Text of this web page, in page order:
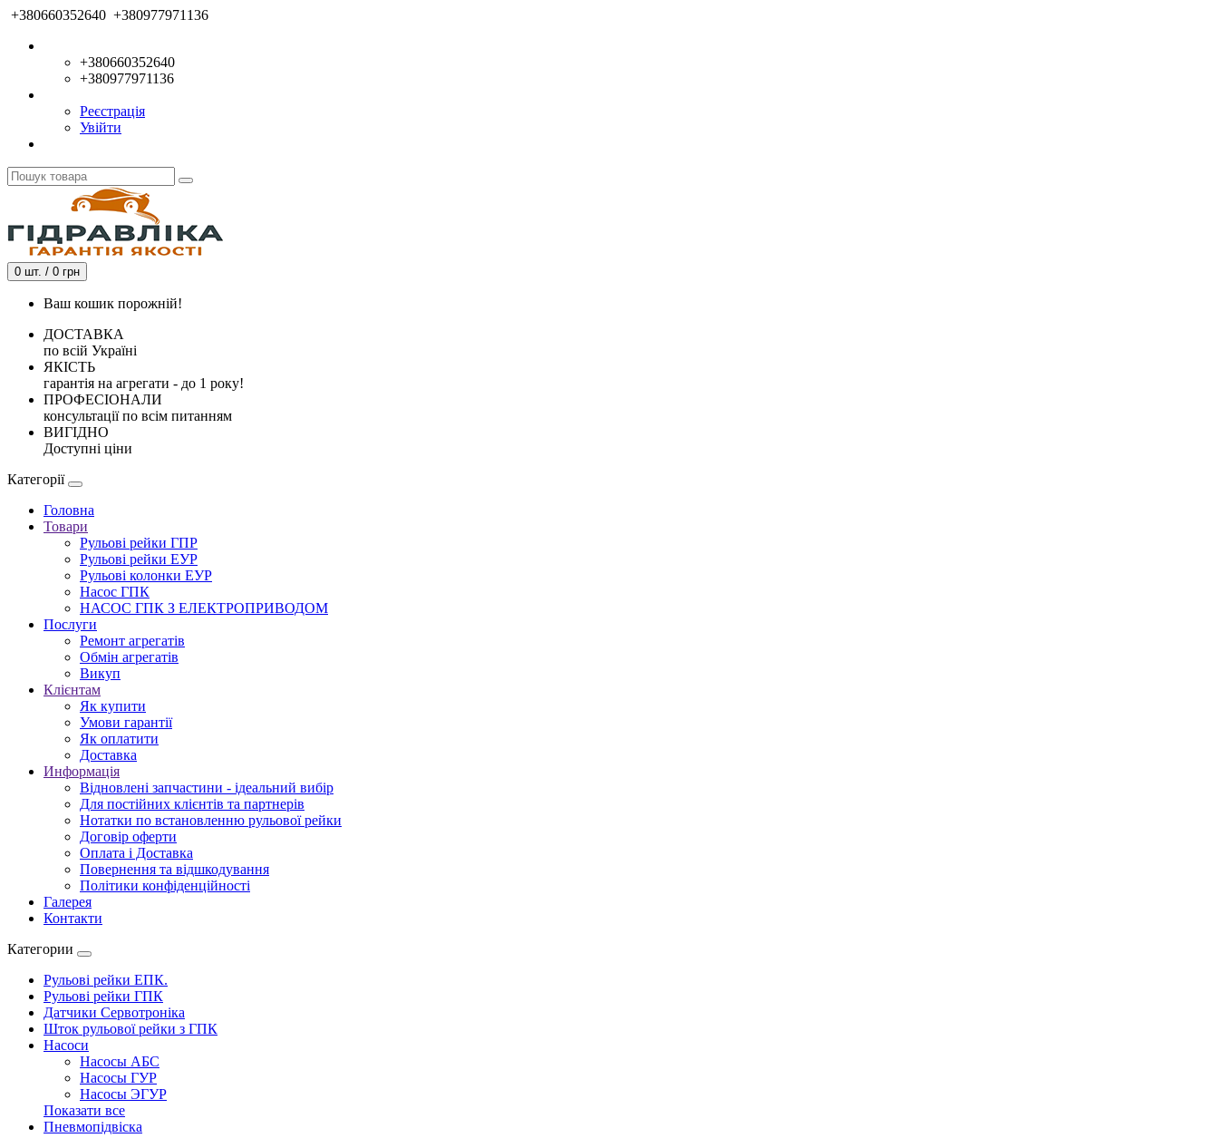
+380660352640 +380977971136
+380660352640
+380977971136
Реєстрація
Увійти
0 шт. / 0 грн
Ваш кошик порожній!
ДОСТАВКА
по всій Україні
ЯКІСТЬ
гарантія на агрегати - до 1 року!
ПРОФЕСІОНАЛИ
консультації по всім питанням
ВИГІДНО
Доступні ціни
Категорії
Головна
Товари
Рульові рейки ГПР
Рульові рейки ЕУР
Рульові колонки ЕУР
Насос ГПК
НАСОС ГПК З ЕЛЕКТРОПРИВОДОМ
Послуги
Ремонт агрегатів
Обмін агрегатів
Викуп
Клієнтам
Як купити
Умови гарантії
Як оплатити
Доставка
Информація
Відновлені запчастини - ідеальний вибір
Для постійних клієнтів та партнерів
Нотатки по встановленню рульової рейки
Договір оферти
Оплата і Доставка
Повернення та відшкодування
Політики конфіденційності
Галерея
Контакти
Категории
Рульові рейки ЕПК.
Рульові рейки ГПК
Датчики Сервотроніка
Шток рульової рейки з ГПК
Насоси
Насосы АБС
Насосы ГУР
Насосы ЭГУР
Показати все
Пневмопідвіска